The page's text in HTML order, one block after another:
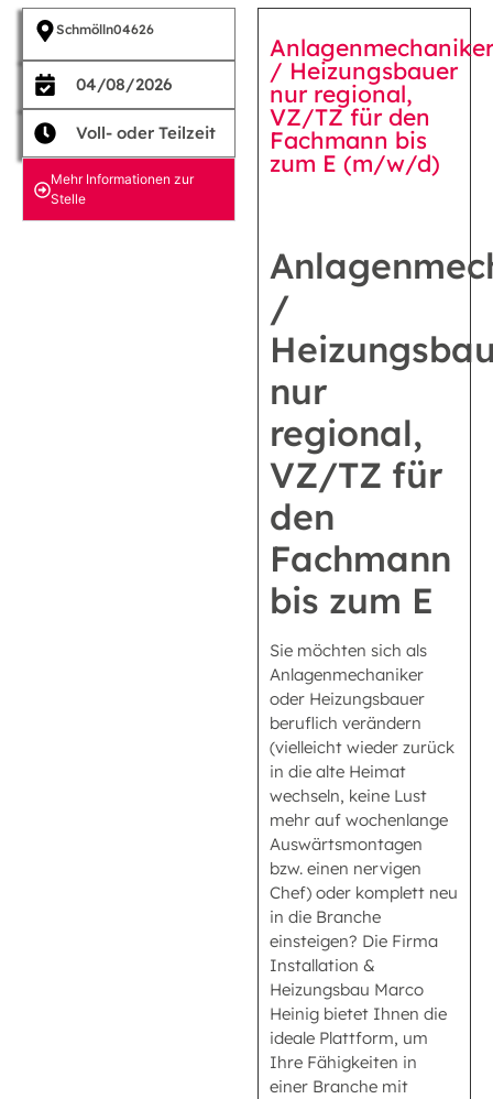
Schmölln04626
04/08/2026
Voll- oder Teilzeit
Mehr Informationen zur
Stelle
Anlagenmechaniker
/ Heizungsbauer
nur regional,
VZ/TZ für den
Fachmann bis
zum E (m/w/d)
/
nur
regional,
VZ/TZ für
den
Fachmann
bis zum E
Sie möchten sich als
Anlagenmechaniker
oder Heizungsbauer
beruflich verändern
(vielleicht wieder zurück
in die alte Heimat
wechseln, keine Lust
mehr auf wochenlange
Auswärtsmontagen
bzw. einen nervigen
Chef) oder komplett neu
in die Branche
einsteigen? Die Firma
Installation &
Heizungsbau Marco
Heinig bietet Ihnen die
ideale Plattform, um
Ihre Fähigkeiten in
einer Branche mit